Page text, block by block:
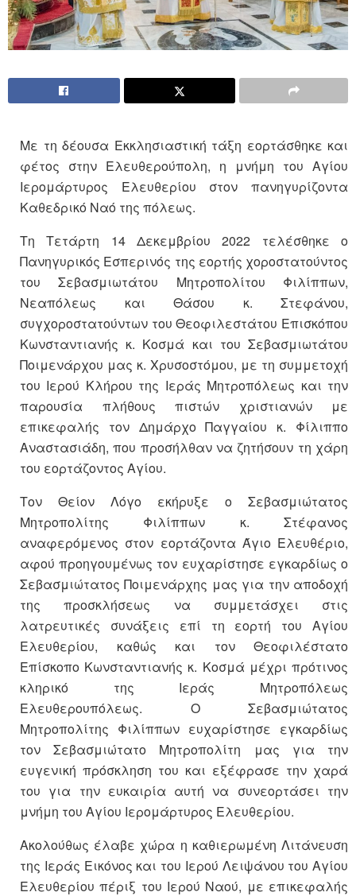
Με τη δέουσα Εκκλησιαστική τάξη εορτάσθηκε και
φέτος στην Ελευθερούπολη, η μνήμη του Αγίου
Ιερομάρτυρος Ελευθερίου στον πανηγυρίζοντα
Καθεδρικό Ναό της πόλεως.
Τη Τετάρτη 14 Δεκεμβρίου 2022 τελέσθηκε ο
Πανηγυρικός Εσπερινός της εορτής χοροστατούντος
του Σεβασμιωτάτου Μητροπολίτου Φιλίππων,
Νεαπόλεως και Θάσου κ. Στεφάνου,
συγχοροστατούντων του Θεοφιλεστάτου Επισκόπου
Κωνσταντιανής κ. Κοσμά και του Σεβασμιωτάτου
Ποιμενάρχου μας κ. Χρυσοστόμου, με τη συμμετοχή
του Ιερού Κλήρου της Ιεράς Μητροπόλεως και την
παρουσία πλήθους πιστών χριστιανών με
επικεφαλής τον Δημάρχο Παγγαίου κ. Φίλιππο
Αναστασιάδη, που προσήλθαν να ζητήσουν τη χάρη
του εορτάζοντος Αγίου.
Τον Θείον Λόγο εκήρυξε ο Σεβασμιώτατος
Μητροπολίτης Φιλίππων κ. Στέφανος
αναφερόμενος στον εορτάζοντα Άγιο Ελευθέριο,
αφού προηγουμένως τον ευχαρίστησε εγκαρδίως ο
Σεβασμιώτατος Ποιμενάρχης μας για την αποδοχή
της προσκλήσεως να συμμετάσχει στις
λατρευτικές συνάξεις επί τη εορτή του Αγίου
Ελευθερίου, καθώς και τον Θεοφιλέστατο
Επίσκοπο Κωνσταντιανής κ. Κοσμά μέχρι πρότινος
κληρικό της Ιεράς Μητροπόλεως
Ελευθερουπόλεως. Ο Σεβασμιώτατος
Μητροπολίτης Φιλίππων ευχαρίστησε εγκαρδίως
τον Σεβασμιώτατο Μητροπολίτη μας για την
ευγενική πρόσκληση του και εξέφρασε την χαρά
του για την ευκαιρία αυτή να συνεορτάσει την
μνήμη του Αγίου Ιερομάρτυρος Ελευθερίου.
Ακολούθως έλαβε χώρα η καθιερωμένη Λιτάνευση
της Ιεράς Εικόνος και του Ιερού Λειψάνου του Αγίου
Ελευθερίου πέριξ του Ιερού Ναού, με επικεφαλής